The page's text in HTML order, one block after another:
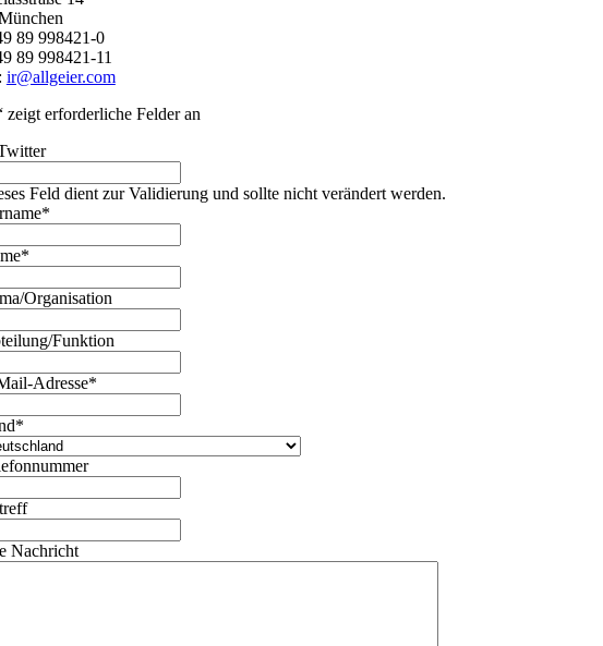
89 998421-0
89 998421-11
ir@allgeier.com
zeigt erforderliche Felder an
Feld dient zur Validierung und sollte nicht verändert werden.
*
*
Organisation
Funktion
Adresse*
*
Nachricht